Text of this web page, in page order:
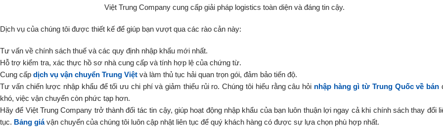
Việt Trung Company cung cấp giải pháp logistics toàn diện và đáng tin cậy.
Dịch vụ của chúng tôi được thiết kế để giúp bạn vượt qua các rào cản này:
Tư vấn về chính sách thuế và các quy định nhập khẩu mới nhất.
Hỗ trợ kiểm tra, xác thực hồ sơ nhà cung cấp và tính hợp lệ của chứng từ.
Cung cấp dịch vụ vận chuyển Trung Việt và làm thủ tục hải quan trọn gói, đảm bảo tiến độ.
Tư vấn chiến lược nhập khẩu để tối ưu chi phí và giảm thiểu rủi ro. Chúng tôi hiểu rằng câu hỏi nhập hàng gì từ Trung Quốc về bán
khó, việc vận chuyển còn phức tạp hơn.
Hãy để Việt Trung Company trở thành đối tác tin cậy, giúp hoạt động nhập khẩu của bạn luôn thuận lợi ngay cả khi chính sách thay đổi
tục. Bảng giávận chuyển của chúng tôi luôn cập nhật liên tục để quý khách hàng có được sự lựa chọn phù hợp nhất.